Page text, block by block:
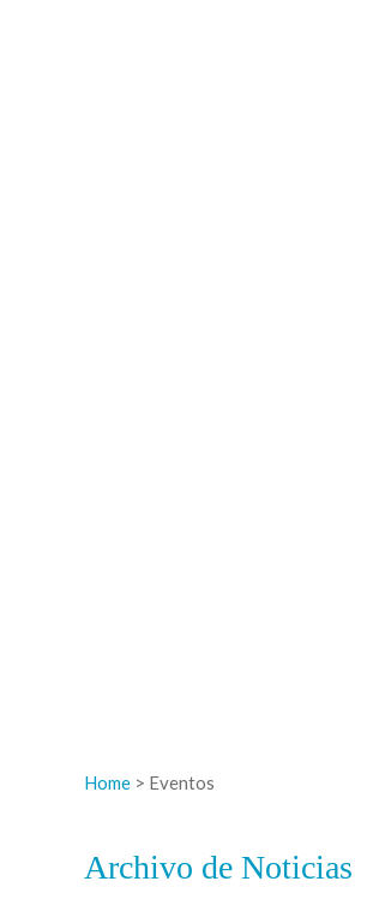
Home > Eventos
Archivo de Noticias